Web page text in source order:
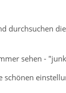
durchsuchen
sehen -